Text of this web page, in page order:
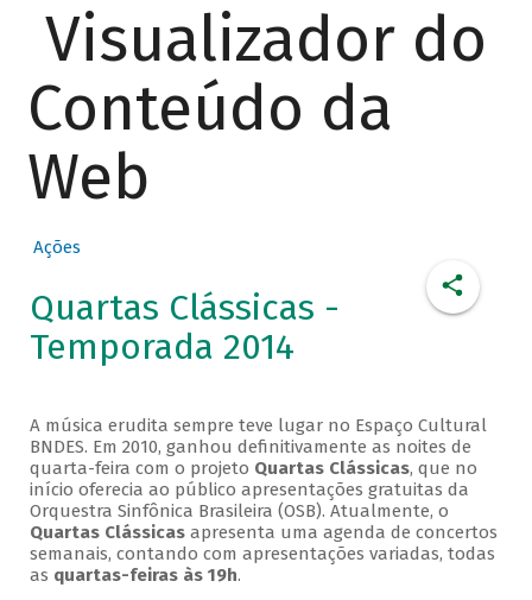
Visualizador do
Conteúdo da
Web
Ações
Quartas Clássicas -
Temporada 2014
A música erudita sempre teve lugar no Espaço Cultural
BNDES. Em 2010, ganhou definitivamente as noites de
quarta-feira com o projeto Quartas Clássicas, que no
início oferecia ao público apresentações gratuitas da
Orquestra Sinfônica Brasileira (OSB). Atualmente, o
Quartas Clássicasapresenta uma agenda de concertos
semanais, contando com apresentações variadas, todas
as quartas-feiras às 19h.